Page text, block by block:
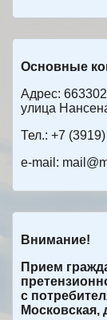
Основные
Адрес:
улица
Тел.: +7
e-mail:
Внимание!
Прием
с
Московская,